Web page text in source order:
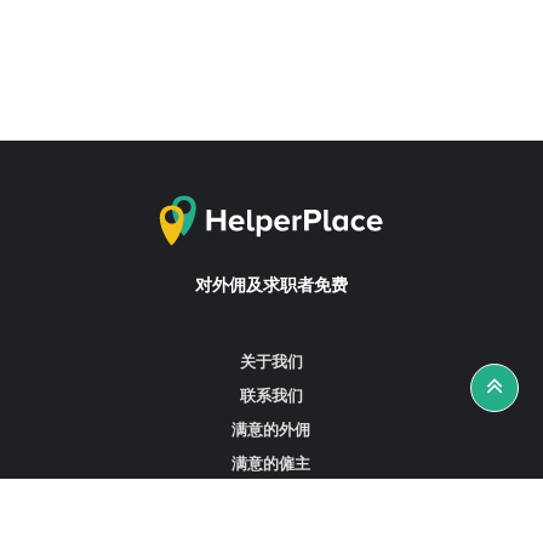
对外佣及求职者免费
关于我们
联系我们
满意的外佣
满意的僱主